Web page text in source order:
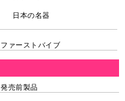
日本の名器
ファーストバイブ
発売前製品